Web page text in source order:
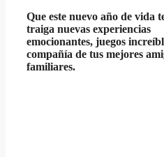
Que este nuevo año de vida
traiga nuevas experiencias
emocionantes, juegos
compañía de tus mejores
familiares.